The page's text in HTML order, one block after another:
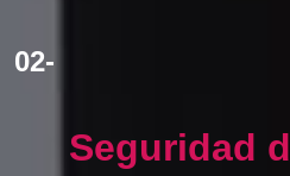
02-
Seguridad